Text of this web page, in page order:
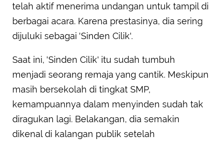
telah aktif menerima undangan untuk tampil di
berbagai acara. Karena prestasinya, dia sering
dijuluki sebagai 'Sinden Cilik'.
Saat ini, 'Sinden Cilik' itu sudah tumbuh
menjadi seorang remaja yang cantik. Meskipun
masih bersekolah di tingkat SMP,
kemampuannya dalam menyinden sudah tak
diragukan lagi. Belakangan, dia semakin
dikenal di kalangan publik setelah